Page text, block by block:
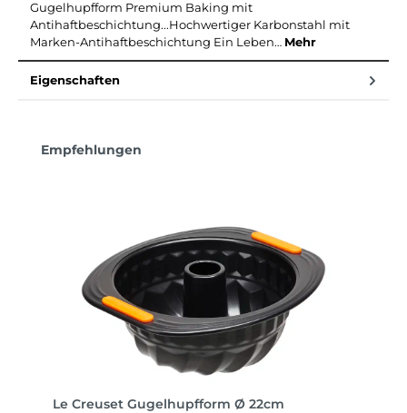
Gugelhupfform Premium Baking mit
Antihaftbeschichtung...Hochwertiger Karbonstahl mit
Marken-Antihaftbeschichtung Ein Leben… Mehr
Eigenschaften
Produktgalerie überspringen
Empfehlungen
Le Creuset Gugelhupfform Ø 22cm